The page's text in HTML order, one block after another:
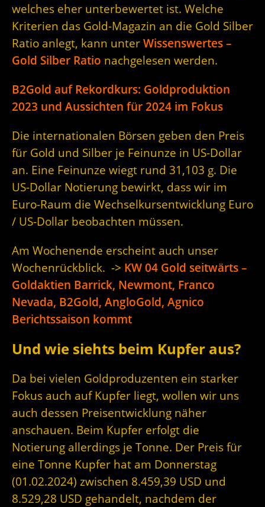
welches eher unterbewertet ist. Welche
Kriterien das Gold-Magazin an die Gold Silber
Ratio anlegt, kann unter Wissenswertes –
Gold Silber Ratio nachgelesen werden.
B2Gold auf Rekordkurs: Goldproduktion
2023 und Aussichten für 2024 im Fokus
Die internationalen Börsen geben den Preis
für Gold und Silber je Feinunze in US-Dollar
an. Eine Feinunze wiegt rund 31,103 g. Die
US-Dollar Notierung bewirkt, dass wir im
Euro-Raum die Wechselkursentwicklung Euro
/ US-Dollar beobachten müssen.
Am Wochenende erscheint auch unser
Wochenrückblick. -> KW 04 Gold seitwärts –
Goldaktien Barrick, Newmont, Franco
Nevada, B2Gold, AngloGold, Agnico
Berichtssaison kommt
Und wie siehts beim Kupfer aus?
Da bei vielen Goldproduzenten ein starker
Fokus auch auf Kupfer liegt, wollen wir uns
auch dessen Preisentwicklung näher
anschauen. Beim Kupfer erfolgt die
Notierung allerdings je Tonne. Der Preis für
eine Tonne Kupfer hat am Donnerstag
(01.02.2024) zwischen 8.459,39 USD und
8.529,28 USD gehandelt, nachdem der